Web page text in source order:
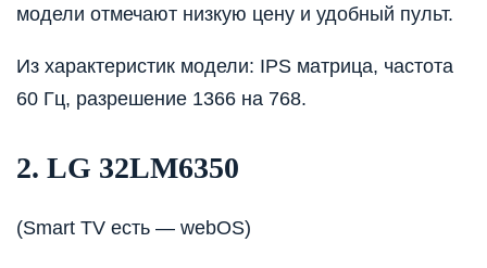
модели отмечают низкую цену и удобный пульт.
Из характеристик модели: IPS матрица, частота
60 Гц, разрешение 1366 на 768.
2. LG 32LM6350
(Smart TV есть — webOS)